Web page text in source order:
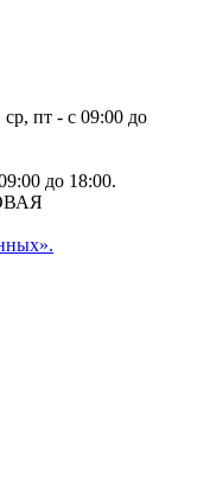
пт - с 09:00 до
до 18:00.